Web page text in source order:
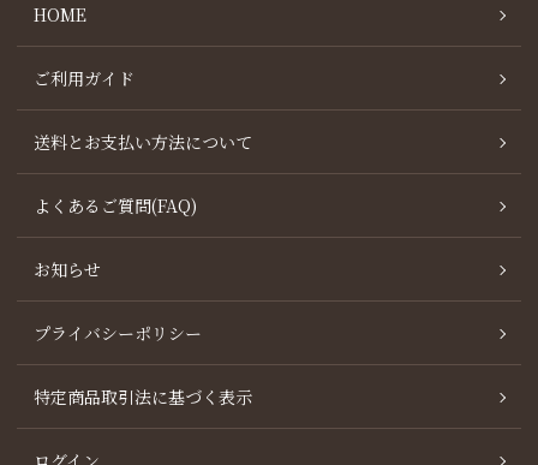
HOME
ご利用ガイド
送料とお支払い方法について
よくあるご質問(FAQ)
お知らせ
プライバシーポリシー
特定商品取引法に基づく表示